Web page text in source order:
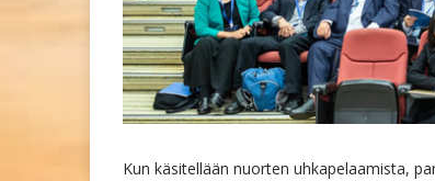
Kun käsitellään nuorten uhkapelaamista,